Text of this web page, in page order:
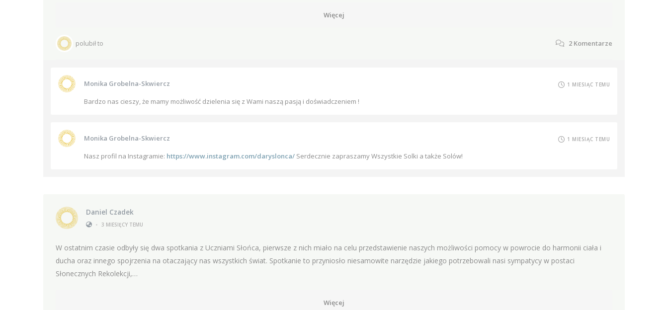
Więcej
polubił to 2 Komentarze
Monika Grobelna-Skwiercz 1 MIESIĄC TEMU
Bardzo nas cieszy, że mamy możliwość dzielenia się z Wami naszą pasją i doświadczeniem !
Monika Grobelna-Skwiercz 1 MIESIĄC TEMU
Nasz profil na Instagramie: https://www.instagram.com/daryslonca/ Serdecznie zapraszamy Wszystkie Solki a także Solów!
Daniel Czadek
• 3 MIESIĘCY TEMU
W ostatnim czasie odbyły się dwa spotkania z Uczniami Słońca, pierwsze z nich miało na celu przedstawienie naszych możliwości pomocy w powrocie do harmonii ciała i
ducha oraz innego spojrzenia na otaczający nas wszystkich świat. Spotkanie to przyniosło niesamowite narzędzie jakiego potrzebowali nasi sympatycy w postaci
Słonecznych Rekolekcji,…
Więcej